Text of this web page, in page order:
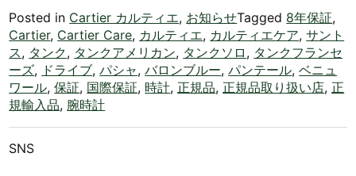
Posted in Cartier カルティエ, お知らせTagged 8年保証,
Cartier, Cartier Care, カルティエ, カルティエケア,サント
ス, タンク, タンクアメリカン, タンクソロ , タンクフランセ
ーズ, ドライブ,パシャ,バロンブルー,パンテール,ベニュ
ワール,保証, 国際保証, 時計, 正規品, 正規品取り扱い店, 正
規輸入品, 腕時計
SNS